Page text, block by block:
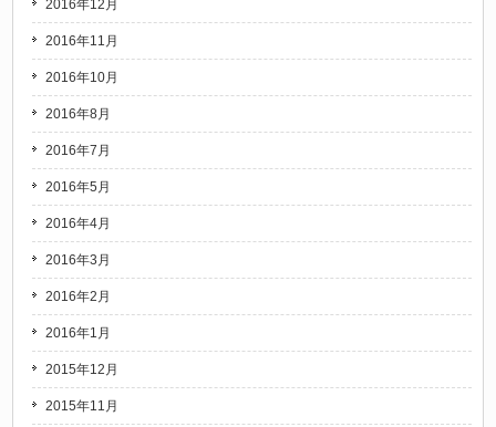
2016年12月
2016年11月
2016年10月
2016年8月
2016年7月
2016年5月
2016年4月
2016年3月
2016年2月
2016年1月
2015年12月
2015年11月